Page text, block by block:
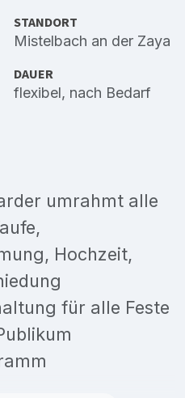
STANDORT
Mistelbach an der Zaya
DAUER
flexibel, nach Bedarf
umrahmt alle
Hochzeit,
für alle Feste